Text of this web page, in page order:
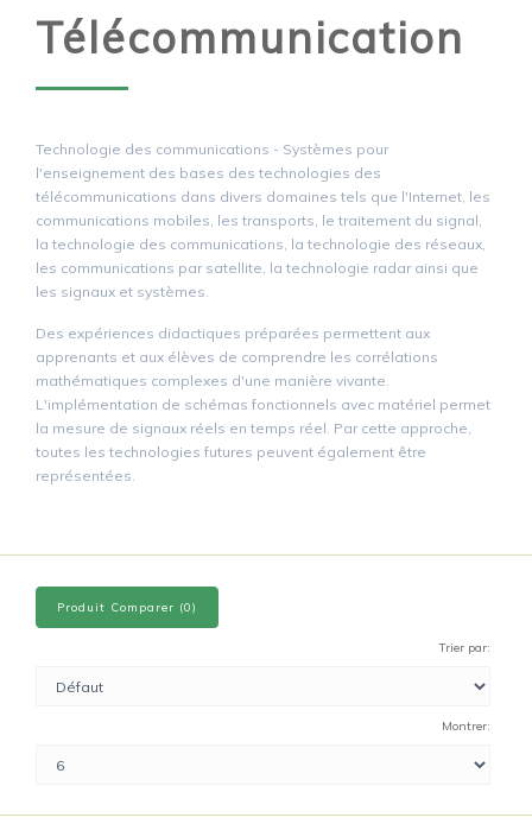
Télécommunication
Technologie des communications - Systèmes pour
l'enseignement des bases des technologies des
télécommunications dans divers domaines tels que l'Internet, les
communications mobiles, les transports, le traitement du signal,
la technologie des communications, la technologie des réseaux,
les communications par satellite, la technologie radar ainsi que
les signaux et systèmes.
Des expériences didactiques préparées permettent aux
apprenants et aux élèves de comprendre les corrélations
mathématiques complexes d'une manière vivante.
L'implémentation de schémas fonctionnels avec matériel permet
la mesure de signaux réels en temps réel. Par cette approche,
toutes les technologies futures peuvent également être
représentées.
Produit Comparer (0)
Trier par:
Montrer: